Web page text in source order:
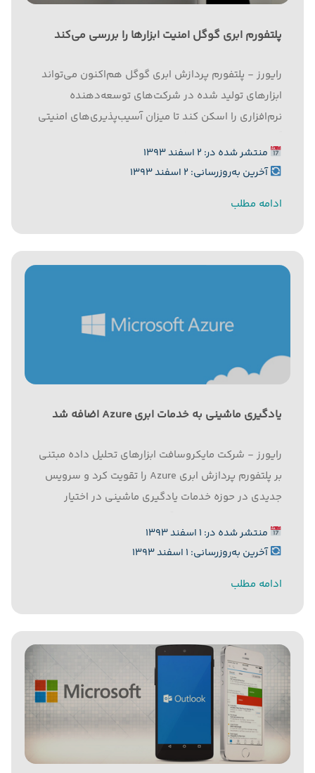
پلتفورم ابری گوگل امنیت ابزارها را بررسی می‌کند
رایورز - پلتفورم پردازش ابری گوگل هم‌اکنون می‌تواند
ابزارهای تولید شده در شرکت‌های توسعه‌دهنده
نرم‌افزاری را اسکن کند تا میزان آسیب‌پذیری‌های امنیتی
این شرکت بزرگ اینترنتی اعلام کرد که پلتفورم پردازش
ابری آن به سیستم...
منتشر شده در: ۲ اسفند ۱۳۹۳
آخرین به‌روزرسانی: ۲ اسفند ۱۳۹۳
ادامه مطلب
یادگیری ماشینی به خدمات ابری Azure اضافه شد
رایورز - شرکت مایکروسافت ابزارهای تحلیل داده مبتنی
بر پلتفورم پردازش ابری Azure را تقویت کرد و سرویس
جدیدی در حوزه خدمات یادگیری ماشینی در اختیار
بر داده‌های سازماندهی نشده داشته باشند. به گزارش
رایورز...
منتشر شده در: ۱ اسفند ۱۳۹۳
آخرین به‌روزرسانی: ۱ اسفند ۱۳۹۳
ادامه مطلب